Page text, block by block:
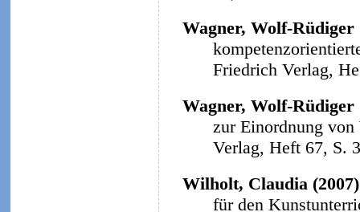
Wagner, Wolf-
Friedrich Verlag,
Wagner, Wolf-
zur Einordnung
Verlag, Heft 67, S.
Wilholt, Claudia
für den